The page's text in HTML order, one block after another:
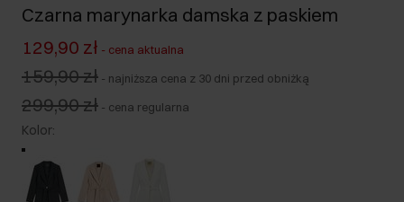
Czarna marynarka damska z paskiem
129,90 zł - cena aktualna
159,90 zł - najniższa cena z 30 dni przed obniżką
299,90 zł - cena regularna
Kolor: